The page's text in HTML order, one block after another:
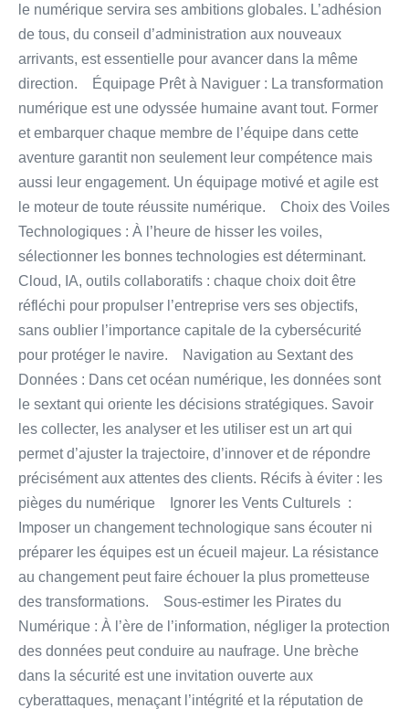
le numérique servira ses ambitions globales. L’adhésion
de tous, du conseil d’administration aux nouveaux
arrivants, est essentielle pour avancer dans la même
direction. Équipage Prêt à Naviguer : La transformation
numérique est une odyssée humaine avant tout. Former
et embarquer chaque membre de l’équipe dans cette
aventure garantit non seulement leur compétence mais
aussi leur engagement. Un équipage motivé et agile est
le moteur de toute réussite numérique. Choix des Voiles
Technologiques : À l’heure de hisser les voiles,
sélectionner les bonnes technologies est déterminant.
Cloud, IA, outils collaboratifs : chaque choix doit être
réfléchi pour propulser l’entreprise vers ses objectifs,
sans oublier l’importance capitale de la cybersécurité
pour protéger le navire. Navigation au Sextant des
Données : Dans cet océan numérique, les données sont
le sextant qui oriente les décisions stratégiques. Savoir
les collecter, les analyser et les utiliser est un art qui
permet d’ajuster la trajectoire, d’innover et de répondre
précisément aux attentes des clients. Récifs à éviter : les
pièges du numérique Ignorer les Vents Culturels :
Imposer un changement technologique sans écouter ni
préparer les équipes est un écueil majeur. La résistance
au changement peut faire échouer la plus prometteuse
des transformations. Sous-estimer les Pirates du
Numérique : À l’ère de l’information, négliger la protection
des données peut conduire au naufrage. Une brèche
dans la sécurité est une invitation ouverte aux
cyberattaques, menaçant l’intégrité et la réputation de